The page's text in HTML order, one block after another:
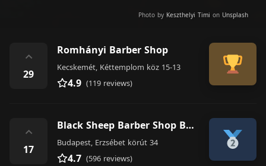
Photo by Keszthelyi Timi on Unsplash
⌃
29
Romhányi Barber Shop
Kecskemét, Kéttemplom köz 15-13
4.9 (119 reviews)
⌃
17
Black Sheep Barber Shop Budapest
Budapest, Erzsébet körút 34
4.7 (596 reviews)